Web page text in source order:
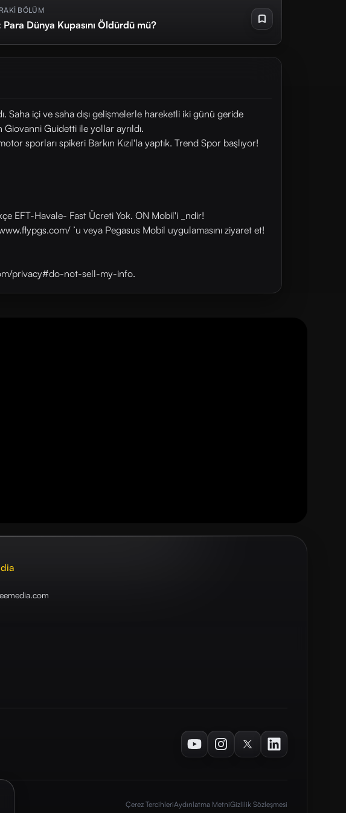
BÖLÜM
Para Dünya Kupasını Öldürdü mü?
içi ve saha dışı gelişmelerle hareketli iki günü geride
Giovanni Guidetti ile yollar ayrıldı.
sporları spikeri Barkın Kızıl'la yaptık. Trend Spor başlıyor!
EFT-Havale- Fast Ücreti Yok. ON Mobil'i _ndir!
’u veya Pegasus Mobil uygulamasını ziyaret et!
privacy#do-not-sell-my-info.
.com
YoutubeInstagramTwitterLinkedIn
Çerez TercihleriAydınlatma MetniGizlilik Sözleşmesi